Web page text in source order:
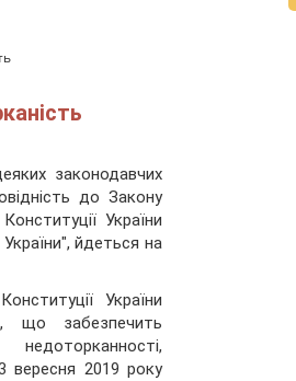
законодавчих
до Закону
України
йдеться на
України
що забезпечить
вересня 2019 року